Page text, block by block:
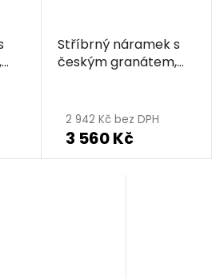
Stříbrný náramek s
českým granátem,
2 942 Kč bez DPH
3 560 Kč